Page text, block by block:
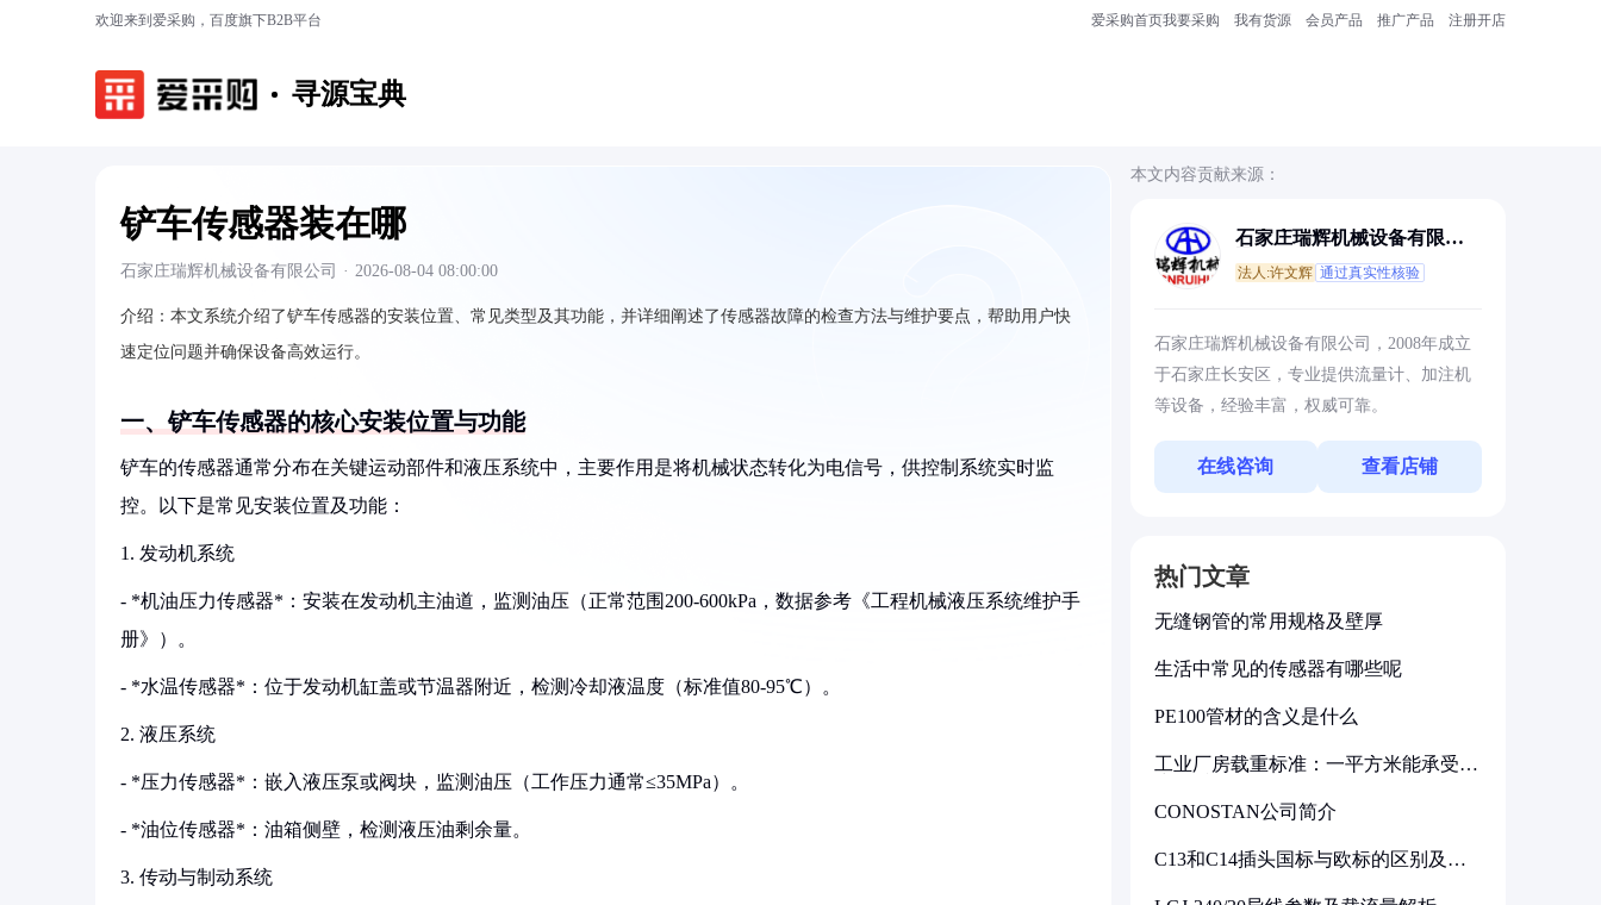
欢迎来到爱采购，百度旗下B2B平台 爱采购首页我要采购 我有货源 会员产品 推广产品 注册开店
寻源宝典
铲车传感器装在哪
石家庄瑞辉机械设备有限公司 · 2026-08-04 08:00:00
介绍： 本文系统介绍了铲车传感器的安装位置、常见类型及其功能，并详细阐述了传感器故障的检查方法与维护要点，帮助用户快
速定位问题并确保设备高效运行。
一、铲车传感器的核心安装位置与功能
铲车的传感器通常分布在关键运动部件和液压系统中，主要作用是将机械状态转化为电信号，供控制系统实时监
控。以下是常见安装位置及功能：
1. 发动机系统
- *机油压力传感器*：安装在发动机主油道，监测油压（正常范围200-600kPa，数据参考《工程机械液压系统维护手
册》）。
- *水温传感器*：位于发动机缸盖或节温器附近，检测冷却液温度（标准值80-95℃）。
2. 液压系统
- *压力传感器*：嵌入液压泵或阀块，监测油压（工作压力通常≤35MPa）。
- *油位传感器*：油箱侧壁，检测液压油剩余量。
3. 传动与制动系统
本文内容贡献来源：
石家庄瑞辉机械设备有限公
法人:许文辉 通过真实性核验
石家庄瑞辉机械设备有限公司，2008年成立
于石家庄长安区，专业提供流量计、加注机
等设备，经验丰富，权威可靠。
在线咨询 查看店铺
热门文章
无缝钢管的常用规格及壁厚
生活中常见的传感器有哪些呢
PE100管材的含义是什么
工业厂房载重标准：一平方米能承受多
CONOSTAN公司简介
C13和C14插头国标与欧标的区别及其